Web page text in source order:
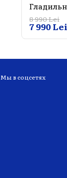
8 990 Lei
7 990 Lei
Мы в соцсетях